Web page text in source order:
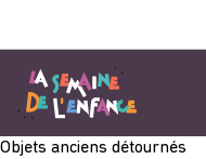
Objets anciens détournés